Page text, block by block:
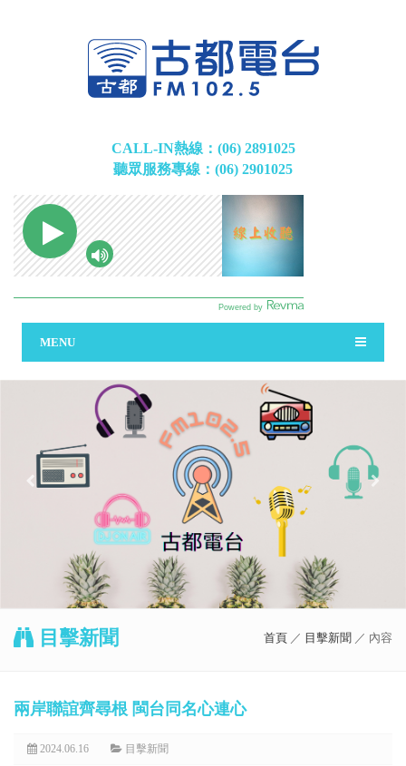
CALL-IN熱線：(06) 2891025
聽眾服務專線：(06) 2901025
MENU
目擊新聞 首頁 ／ 目擊新聞 ／ 內容
兩岸聯誼齊尋根 閩台同名心連心
2024.06.16 目擊新聞